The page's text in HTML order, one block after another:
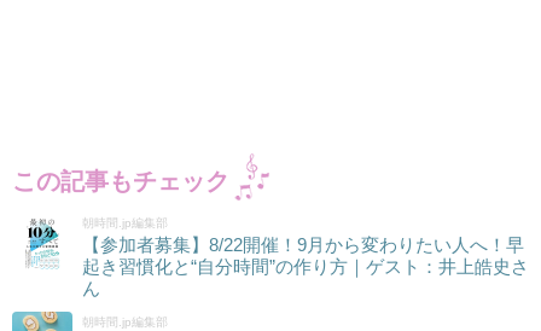
この記事もチェック
朝時間.jp編集部
【参加者募集】8/22開催！9月から変わりたい人へ！早
起き習慣化と“自分時間”の作り方｜ゲスト：井上皓史さ
ん
朝時間.jp編集部